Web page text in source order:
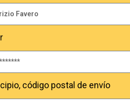
código postal de envío